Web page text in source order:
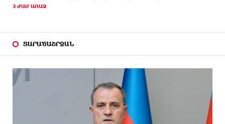
3 ԺԱՄ ԱՌԱՋ
ՏԱՐԱԾԱՇՐՋԱՆ